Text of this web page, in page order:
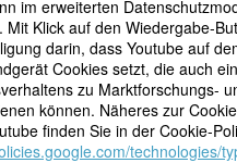
im erweiterten
Mit Klick auf den Wiedergabe-
darin, dass Youtube auf
Cookies setzt, die auch
zu Marktforschungs-
können. Näheres zur
finden Sie in der Cookie-
technologies/